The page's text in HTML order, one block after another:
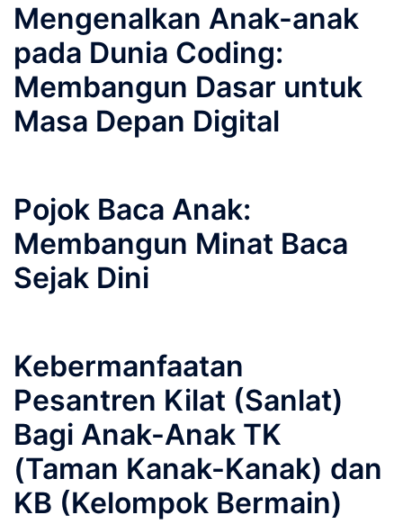
Mengenalkan Anak-anak
pada Dunia Coding:
Membangun Dasar untuk
Masa Depan Digital
Pojok Baca Anak:
Membangun Minat Baca
Sejak Dini
Kebermanfaatan
Pesantren Kilat (Sanlat)
Bagi Anak-Anak TK
(Taman Kanak-Kanak) dan
KB (Kelompok Bermain)